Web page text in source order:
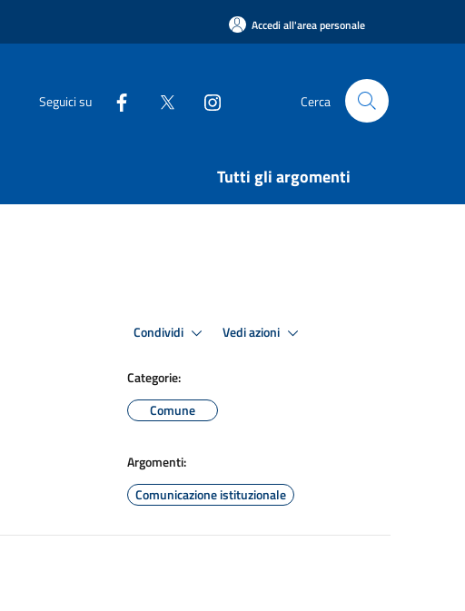
Accedi all'area personale
Seguici su Cerca
Tutti gli argomenti
Condividi Vedi azioni
Categorie:
Comune
Argomenti:
Comunicazione istituzionale